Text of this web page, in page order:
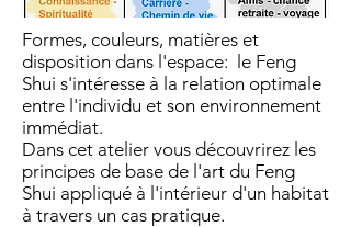
Formes, couleurs, matières et
disposition dans l'espace: le Feng
Shui s'intéresse à la relation optimale
entre l'individu et son environnement
immédiat.
Dans cet atelier vous découvrirez les
principes de base de l'art du Feng
Shui appliqué à l'intérieur d'un habitat
à travers un cas pratique.